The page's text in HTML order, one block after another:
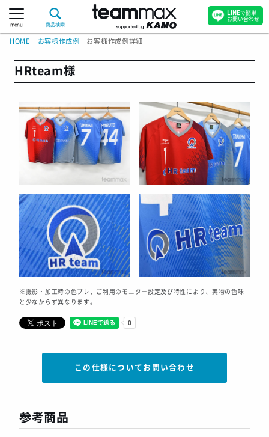
menu 商品検索
HOME お客様作成例 お客様作成例詳細
HRteam様
※撮影・加工時の色ブレ、ご利用のモニター設定及び特性により、実物の色味
と少なからず異なります。
この仕様についてお問い合わせ
参考商品
LINEで簡単
お問い合わせ